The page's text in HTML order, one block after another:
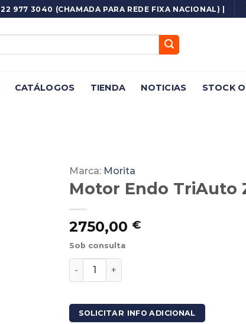
22 977 3040 (CHAMADA PARA REDE FIXA NACIONAL) |
CATÁLOGOS TIENDA NOTICIAS STOCK
Marca: Morita
Motor Endo TriAuto
2750,00 €
Sob consulta
Motor Endo TriAuto Zx2 cantidad
SOLICITAR INFO ADICIONAL